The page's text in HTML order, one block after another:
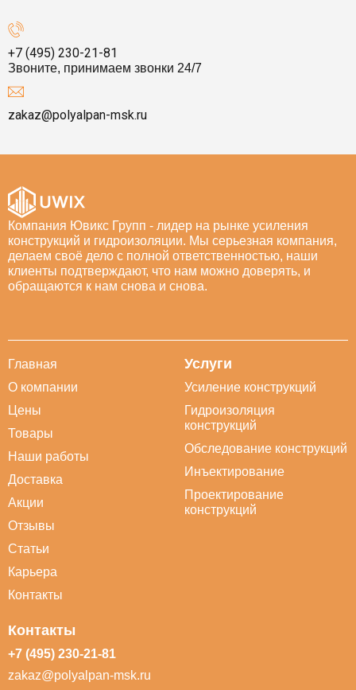
+7 (495) 230-21-81
Звоните, принимаем звонки 24/7
zakaz@polyalpan-msk.ru
Компания Ювикс Групп - лидер на рынке усиления
конструкций и гидроизоляции. Мы серьезная компания,
делаем своё дело с полной ответственностью, наши
клиенты подтверждают, что нам можно доверять, и
обращаются к нам снова и снова.
Главная
О компании
Цены
Товары
Наши работы
Доставка
Акции
Отзывы
Статьи
Карьера
Контакты
Услуги
Усиление конструкций
Гидроизоляция
конструкций
Обследование конструкций
Инъектирование
Проектирование
конструкций
Контакты
+7 (495) 230-21-81
zakaz@polyalpan-msk.ru